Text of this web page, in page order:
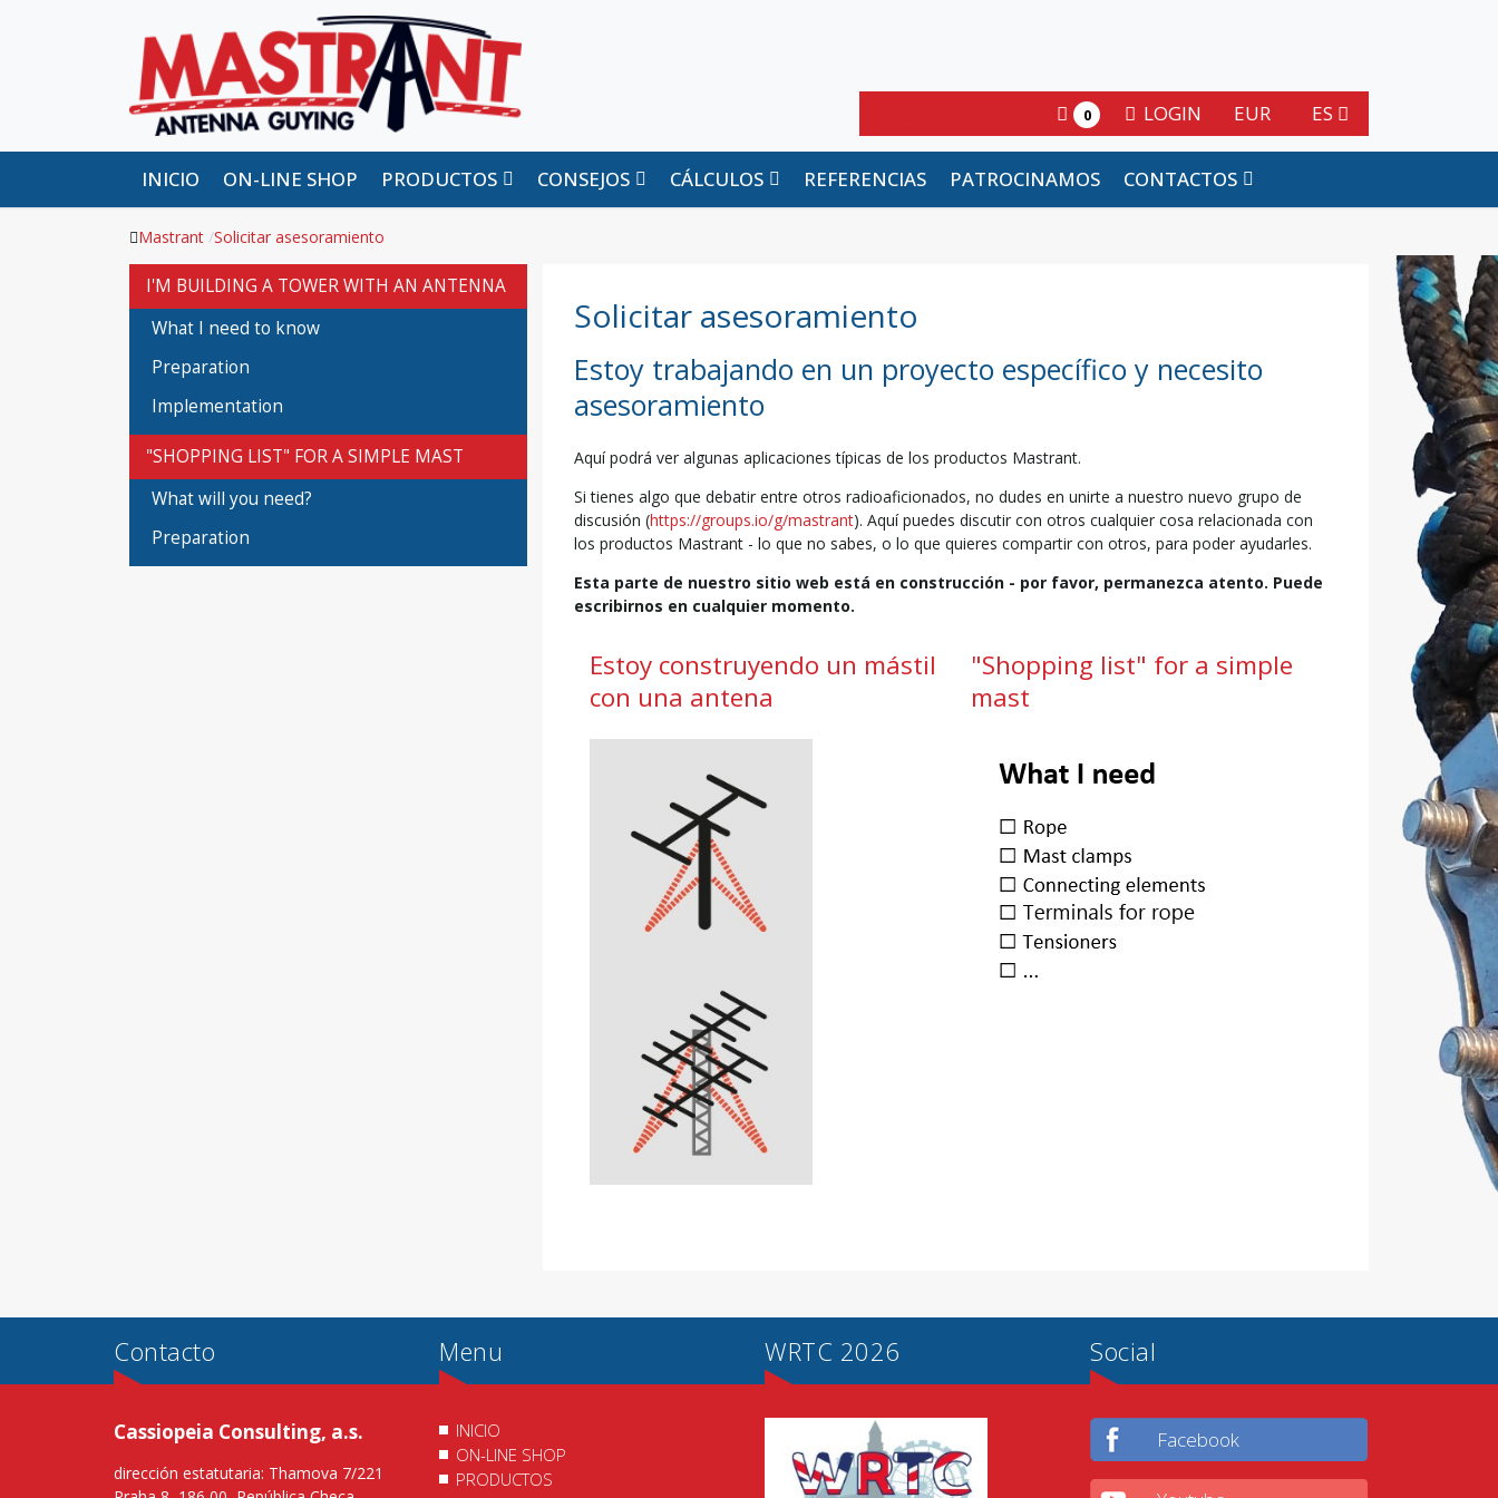
ES
EUR
LOGIN
0
INICIO ON-LINE SHOP PRODUCTOS CONSEJOS CÁLCULOS REFERENCIAS PATROCINAMOS CONTACTOS
Mastrant Solicitar asesoramiento
Solicitar asesoramiento
Estoy trabajando en un proyecto específico y necesito
asesoramiento
Aquí podrá ver algunas aplicaciones típicas de los productos Mastrant.
Si tienes algo que debatir entre otros radioaficionados, no dudes en unirte a nuestro nuevo grupo de
discusión (https://groups.io/g/mastrant). Aquí puedes discutir con otros cualquier cosa relacionada con
los productos Mastrant - lo que no sabes, o lo que quieres compartir con otros, para poder ayudarles.
Esta parte de nuestro sitio web está en construcción - por favor, permanezca atento. Puede
escribirnos en cualquier momento.
Estoy construyendo un mástil
con una antena
"Shopping list" for a simple
mast
I'M BUILDING A TOWER WITH AN ANTENNA
What I need to know
Preparation
Implementation
"SHOPPING LIST" FOR A SIMPLE MAST
What will you need?
Preparation
Contacto
Cassiopeia Consulting, a.s.
dirección estatutaria: Thamova 7/221
Menu
INICIO
ON-LINE SHOP
PRODUCTOS
WRTC 2026 Social
Facebook